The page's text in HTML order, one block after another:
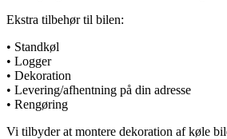
Ekstra tilbehør til bilen:
• Standkøl
• Logger
• Dekoration
• Levering/afhentning på din adresse
• Rengøring
Vi tilbyder at montere dekoration af køle